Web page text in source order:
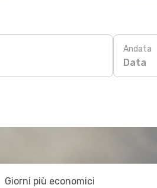
Andata
Data
Giorni più economici